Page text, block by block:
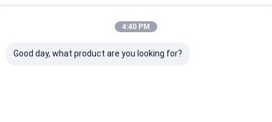
4:40 PM
Good day, what product are you looking for?